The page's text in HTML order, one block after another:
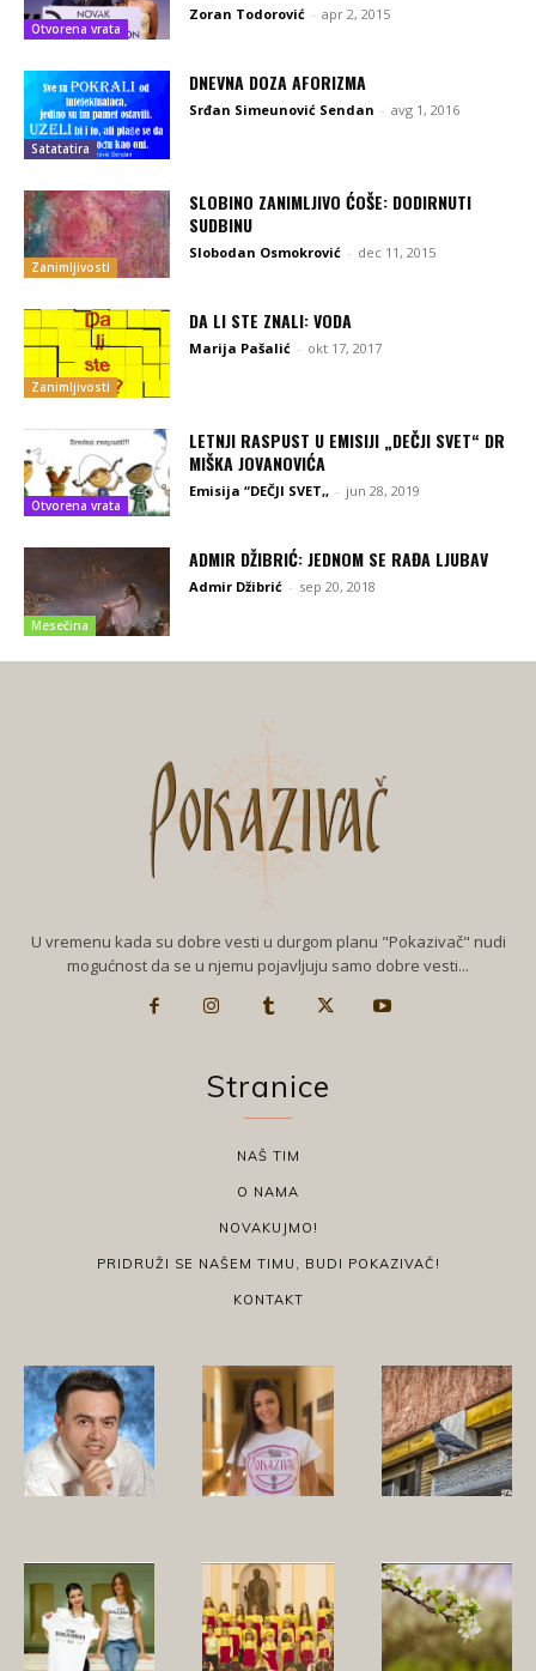
Otvorena vrata
Zoran Todorović - apr 2, 2015
Satatatira
DNEVNA DOZA AFORIZMA
Srđan Simeunović Sendan - avg 1, 2016
Zanimljivosti
SLOBINO ZANIMLJIVO ĆOŠE: DODIRNUTI
SUDBINU
Slobodan Osmokrović - dec 11, 2015
Zanimljivosti
DA LI STE ZNALI: VODA
Marija Pašalić - okt 17, 2017
Otvorena vrata
LETNJI RASPUST U EMISIJI „DEČJI SVET“ DR
MIŠKA JOVANOVIĆA
Emisija “DEČJI SVET,, - jun 28, 2019
Mesečina
ADMIR DŽIBRIĆ: JEDNOM SE RAĐA LJUBAV
Admir Džibrić - sep 20, 2018
U vremenu kada su dobre vesti u durgom planu "Pokazivač" nudi
mogućnost da se u njemu pojavljuju samo dobre vesti...
Stranice
NAŠ TIM
O NAMA
NOVAKUJMO!
PRIDRUŽI SE NAŠEM TIMU, BUDI POKAZIVAČ!
KONTAKT